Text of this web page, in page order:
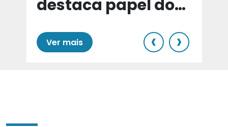
destaca papel do
Ver mais ‹ ›